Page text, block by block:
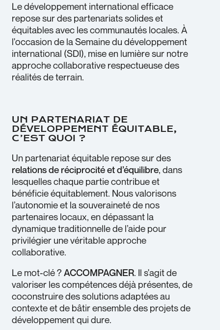
Le développement international efficace
repose sur des partenariats solides et
équitables avec les communautés locales. À
l'occasion de la Semaine du développement
international (SDI), mise en lumière sur notre
approche collaborative respectueuse des
réalités de terrain.
UN PARTENARIAT DE
DÉVELOPPEMENT ÉQUITABLE,
C’EST QUOI ?
Un partenariat équitable repose sur des
relations de réciprocité et d’équilibre, dans
lesquelles chaque partie contribue et
bénéficie équitablement. Nous valorisons
l’autonomie et la souveraineté de nos
partenaires locaux, en dépassant la
dynamique traditionnelle de l’aide pour
privilégier une véritable approche
collaborative.
Le mot-clé ? ACCOMPAGNER. Il s'agit de
valoriser les compétences déjà présentes, de
coconstruire des solutions adaptées au
contexte et de bâtir ensemble des projets de
développement qui dure.